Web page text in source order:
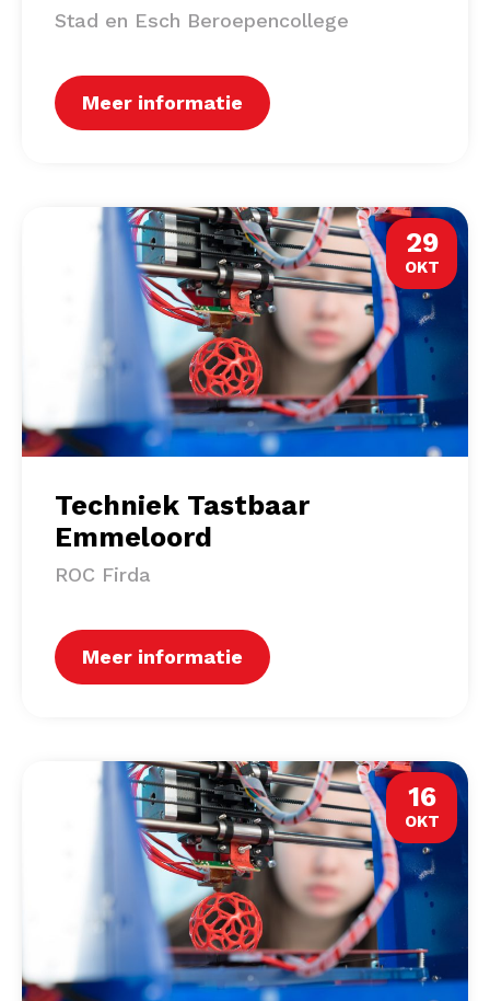
Stad en Esch Beroepencollege
Meer informatie
29
OKT
Techniek Tastbaar
Emmeloord
ROC Firda
Meer informatie
16
OKT